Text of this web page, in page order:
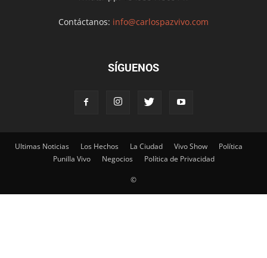
Contáctanos: info@carlospazvivo.com
SÍGUENOS
Ultimas Noticias Los Hechos La Ciudad Vivo Show
Política
Punilla Vivo
Negocios Política de Privacidad
©